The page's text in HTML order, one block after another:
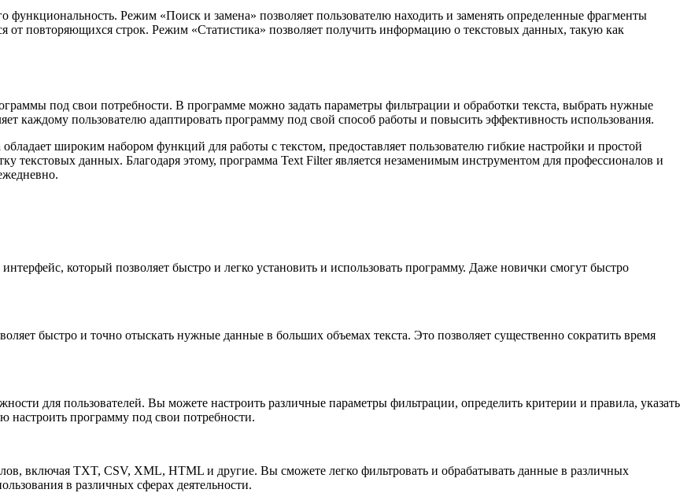
функциональность. Режим «Поиск и замена» позволяет пользователю находить и заменять определенные фрагменты
от повторяющихся строк. Режим «Статистика» позволяет получить информацию о текстовых данных, такую как
под свои потребности. В программе можно задать параметры фильтрации и обработки текста, выбрать нужные
каждому пользователю адаптировать программу под свой способ работы и повысить эффективность использования.
широким набором функций для работы с текстом, предоставляет пользователю гибкие настройки и простой
текстовых данных. Благодаря этому, программа Text Filter является незаменимым инструментом для профессионалов и
который позволяет быстро и легко установить и использовать программу. Даже новички смогут быстро
быстро и точно отыскать нужные данные в больших объемах текста. Это позволяет существенно сократить время
для пользователей. Вы можете настроить различные параметры фильтрации, определить критерии и правила, указать
настроить программу под свои потребности.
включая TXT, CSV, XML, HTML и другие. Вы сможете легко фильтровать и обрабатывать данные в различных
в различных сферах деятельности.